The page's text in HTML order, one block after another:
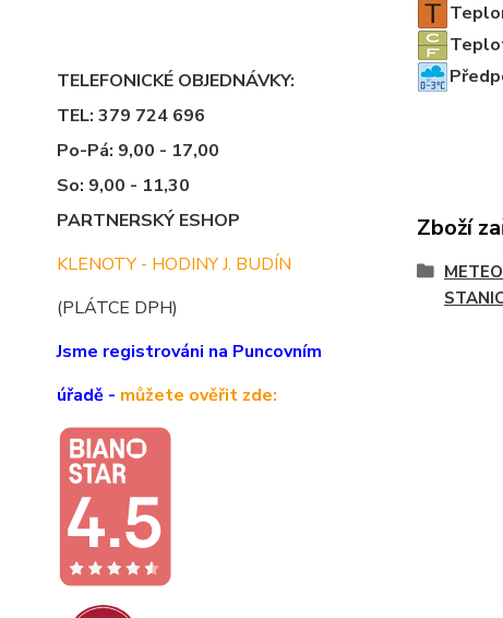
TELEFONICKÉ OBJEDNÁVKY:
TEL: 379 724 696
Po-Pá: 9,00 - 17,00
So: 9,00 - 11,30
PARTNERSKÝ ESHOP
KLENOTY - HODINY J. BUDÍN
(PLÁTCE DPH)
Jsme registrováni na Puncovním
úřadě - můžete ověřit zde:
Zboží